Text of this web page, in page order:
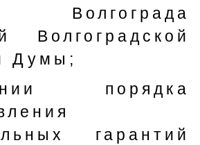
Волгограда
Волгоградской
Думы;
порядка
гарантий